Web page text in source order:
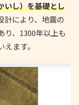
いし）を基礎とし
計により、地震の
り、1300年以上も
ます。